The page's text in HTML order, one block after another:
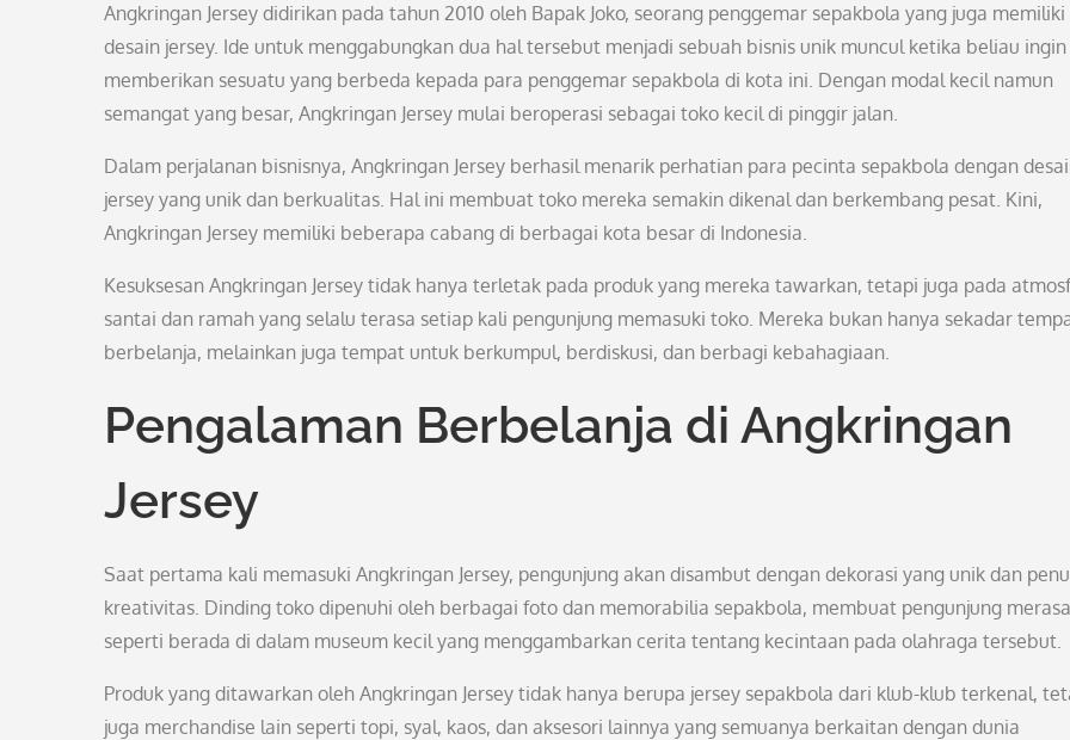
Angkringan Jersey didirikan pada tahun 2010 oleh Bapak Joko, seorang penggemar sepakbola yang juga
desain jersey. Ide untuk menggabungkan dua hal tersebut menjadi sebuah bisnis unik muncul ketika beliau ingin
memberikan sesuatu yang berbeda kepada para penggemar sepakbola di kota ini. Dengan modal kecil namun
semangat yang besar, Angkringan Jersey mulai beroperasi sebagai toko kecil di pinggir jalan.
Dalam perjalanan bisnisnya, Angkringan Jersey berhasil menarik perhatian para pecinta sepakbola dengan
jersey yang unik dan berkualitas. Hal ini membuat toko mereka semakin dikenal dan berkembang pesat. Kini,
Angkringan Jersey memiliki beberapa cabang di berbagai kota besar di Indonesia.
Kesuksesan Angkringan Jersey tidak hanya terletak pada produk yang mereka tawarkan, tetapi juga pada
santai dan ramah yang selalu terasa setiap kali pengunjung memasuki toko. Mereka bukan hanya sekadar
berbelanja, melainkan juga tempat untuk berkumpul, berdiskusi, dan berbagi kebahagiaan.
Pengalaman Berbelanja di Angkringan
Jersey
Saat pertama kali memasuki Angkringan Jersey, pengunjung akan disambut dengan dekorasi yang unik dan
kreativitas. Dinding toko dipenuhi oleh berbagai foto dan memorabilia sepakbola, membuat pengunjung merasa
seperti berada di dalam museum kecil yang menggambarkan cerita tentang kecintaan pada olahraga tersebut.
Produk yang ditawarkan oleh Angkringan Jersey tidak hanya berupa jersey sepakbola dari klub-klub terkenal,
juga merchandise lain seperti topi, syal, kaos, dan aksesori lainnya yang semuanya berkaitan dengan dunia